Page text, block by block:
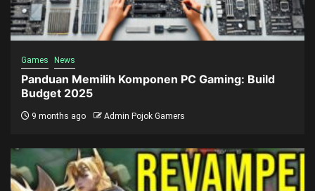
Games News
Panduan Memilih Komponen PC Gaming: Build
Budget 2025
9 months ago Admin Pojok Gamers